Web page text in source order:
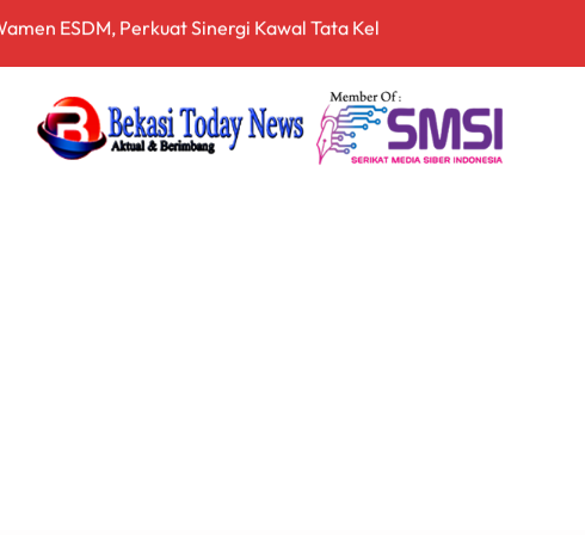
Dansecapaad, Tegaskan Penguatan Organisasi TNI AD yang
Dinilai Harus Diusut Lewat Pendekatan TPPU Secara